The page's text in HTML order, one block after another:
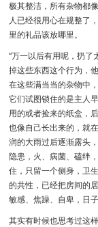
极其整洁，所有杂物都
人已经很用心在规整了
里的礼品该放哪里。
“万一以后有用呢，扔了
掉这些东西这个行为，
在这些满当当的杂物中
它们试图锁住的是主人
用的或者捡来的纸盒，
也像自己长出来的，就
润的大雨过后逐渐露头
隐患，火、病菌、磕绊
住，只留一个侧身，卫
的共性，已经把房间的
敏感、焦躁、自卑，日
其实有时候也思考过这